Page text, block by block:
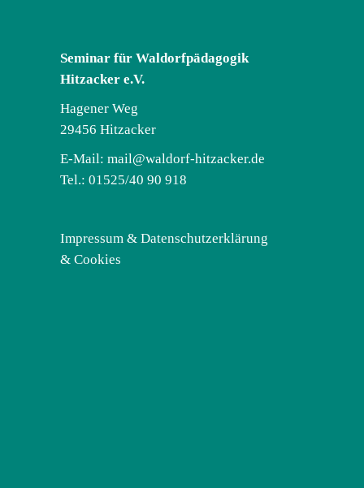
Seminar für Waldorfpädagogik
Hitzacker e.V.
Hagener Weg
29456 Hitzacker
E-Mail: mail@waldorf-hitzacker.de
Tel.: 01525/40 90 918
Impressum & Datenschutzerklärung
& Cookies